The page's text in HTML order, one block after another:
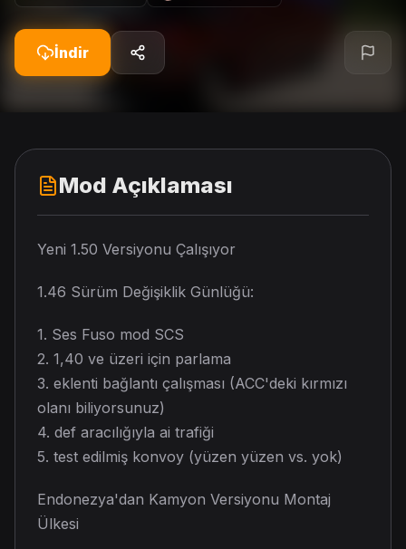
İndir
Mod Açıklaması
Yeni 1.50 Versiyonu Çalışıyor
1.46 Sürüm Değişiklik Günlüğü:
1. Ses Fuso mod SCS
2. 1,40 ve üzeri için parlama
3. eklenti bağlantı çalışması (ACC'deki kırmızı
olanı biliyorsunuz)
4. def aracılığıyla ai trafiği
5. test edilmiş konvoy (yüzen yüzen vs. yok)
Endonezya'dan Kamyon Versiyonu Montaj
Ülkesi